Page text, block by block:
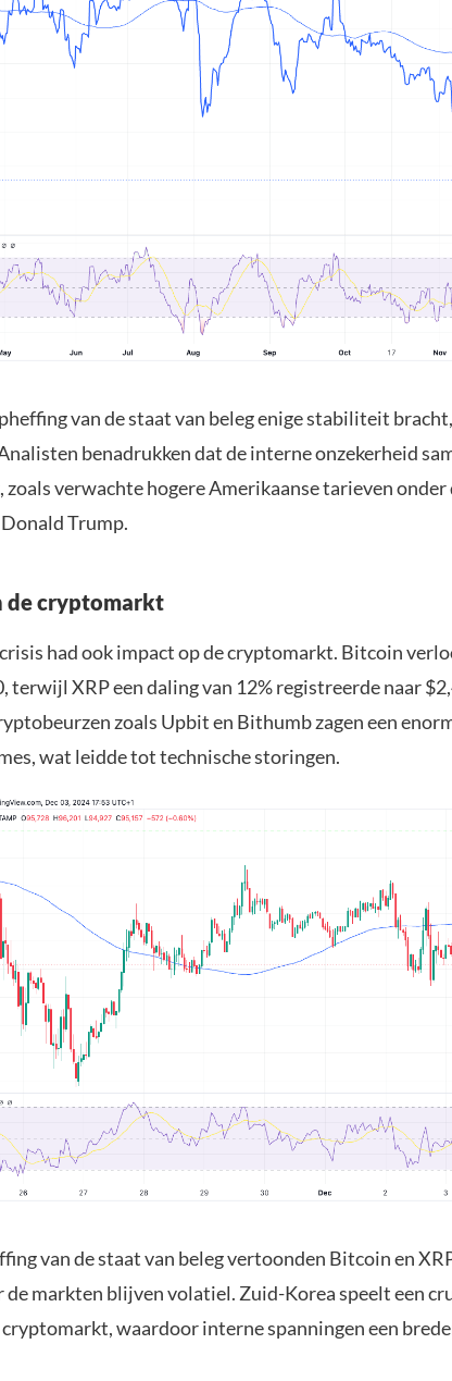
van de staat van beleg enige stabiliteit
benadrukken dat de interne onzekerheid
zoals verwachte hogere Amerikaanse tarieven onder
Trump.
de cryptomarkt
had ook impact op de cryptomarkt. Bitcoin
terwijl XRP een daling van 12% registreerde naar
zoals Upbit en Bithumb zagen een
wat leidde tot technische storingen.
van de staat van beleg vertoonden Bitcoin en
de markten blijven volatiel. Zuid-Korea speelt een
waardoor interne spanningen een